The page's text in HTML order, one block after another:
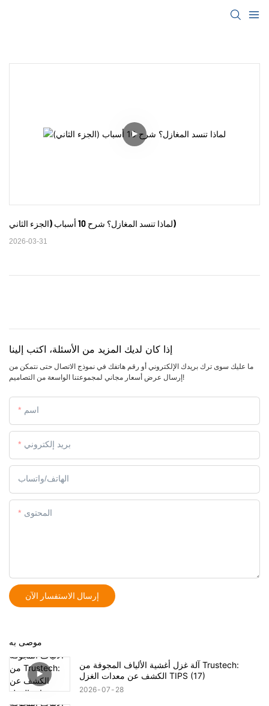
لماذا تنسد المغازل؟ شرح 10 أسباب (الجزء الثاني)
2026-03-31
إذا كان لديك المزيد من الأسئلة، اكتب إلينا
ما عليك سوى ترك بريدك الإلكتروني أو رقم هاتفك في نموذج الاتصال حتى نتمكن من
إرسال عرض أسعار مجاني لمجموعتنا الواسعة من التصاميم!
اسم
بريد إلكتروني
الهاتف/واتساب
المحتوى
إرسال الاستفسار الآن
موصى به
آلة غزل أغشية الألياف المجوفة من Trustech:
الكشف عن معدات الغزل TIPS (17)
2026 07 28